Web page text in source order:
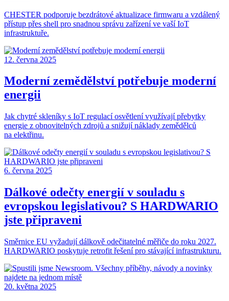
CHESTER podporuje bezdrátové aktualizace firmwaru a vzdálený
přístup přes shell pro snadnou správu zařízení ve vaší IoT
infrastruktuře.
12. června 2025
Moderní zemědělství potřebuje moderní
energii
Jak chytré skleníky s IoT regulací osvětlení využívají přebytky
energie z obnovitelných zdrojů a snižují náklady zemědělců
na elektřinu.
6. června 2025
Dálkové odečty energií v souladu s
evropskou legislativou? S HARDWARIO
jste připraveni
Směrnice EU vyžadují dálkově odečitatelné měřiče do roku 2027.
HARDWARIO poskytuje retrofit řešení pro stávající infrastrukturu.
20. května 2025